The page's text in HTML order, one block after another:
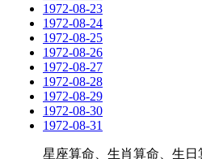
1972-08-23
1972-08-24
1972-08-25
1972-08-26
1972-08-27
1972-08-28
1972-08-29
1972-08-30
1972-08-31
星座算命、生肖算命、生日